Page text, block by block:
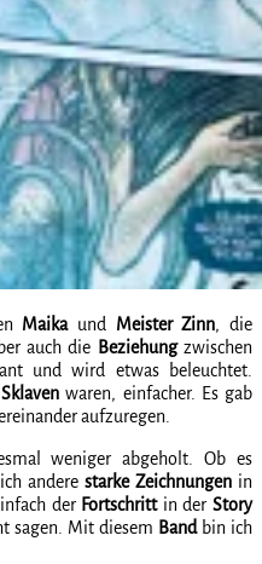
Maikaund Meister Zinn, die
auch die Beziehungzwischen
und wird etwas beleuchtet.
Sklaven waren, einfacher. Es gab
aufzuregen.
weniger abgeholt. Ob es
andere starke Zeichnungenin
der Fortschrittin derStory
sagen. Mit diesem Bandbin ich